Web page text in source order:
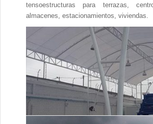
tensoestructuras para terrazas,
almacenes, estacionamientos, viviendas.